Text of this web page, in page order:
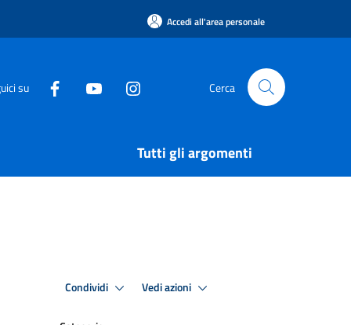
Accedi all'area personale
su Cerca
Tutti gli argomenti
Condividi Vedi azioni